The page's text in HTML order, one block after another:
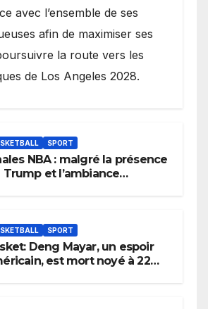
avec l’ensemble de ses
afin de maximiser ses
la route vers les
de Los Angeles 2028.
SPORT
NBA : malgré la présence
Trump et l’ambiance
SPORT
Deng Mayar, un espoir
est mort noyé à 22